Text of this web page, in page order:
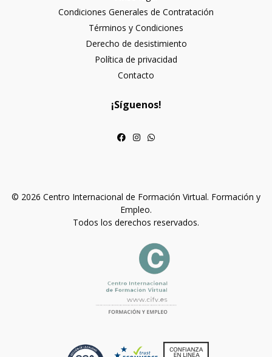
Condiciones Generales de Contratación
Términos y Condiciones
Derecho de desistimiento
Política de privacidad
Contacto
¡Síguenos!
© 2026 Centro Internacional de Formación Virtual. Formación y
Empleo.
Todos los derechos reservados.